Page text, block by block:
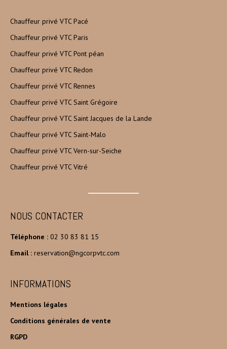
Chauffeur privé VTC Pacé
Chauffeur privé VTC Paris
Chauffeur privé VTC Pont péan
Chauffeur privé VTC Redon
Chauffeur privé VTC Rennes
Chauffeur privé VTC Saint Grégoire
Chauffeur privé VTC Saint Jacques de la Lande
Chauffeur privé VTC Saint-Malo
Chauffeur privé VTC Vern-sur-Seiche
Chauffeur privé VTC Vitré
NOUS CONTACTER
Téléphone : 02 30 83 81 15
Email : reservation@ngcorpvtc.com
INFORMATIONS
Mentions légales
Conditions générales de vente
RGPD